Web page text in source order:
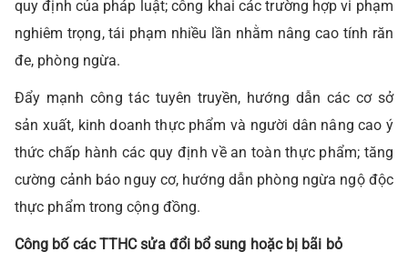
quy định của pháp luật; công khai các trường hợp vi phạm
nghiêm trọng, tái phạm nhiều lần nhằm nâng cao tính răn
đe, phòng ngừa.
Đẩy mạnh công tác tuyên truyền, hướng dẫn các cơ sở
sản xuất, kinh doanh thực phẩm và người dân nâng cao ý
thức chấp hành các quy định về an toàn thực phẩm; tăng
cường cảnh báo nguy cơ, hướng dẫn phòng ngừa ngộ độc
thực phẩm trong cộng đồng.
Công bố các TTHC sửa đổi bổ sung hoặc bị bãi bỏ